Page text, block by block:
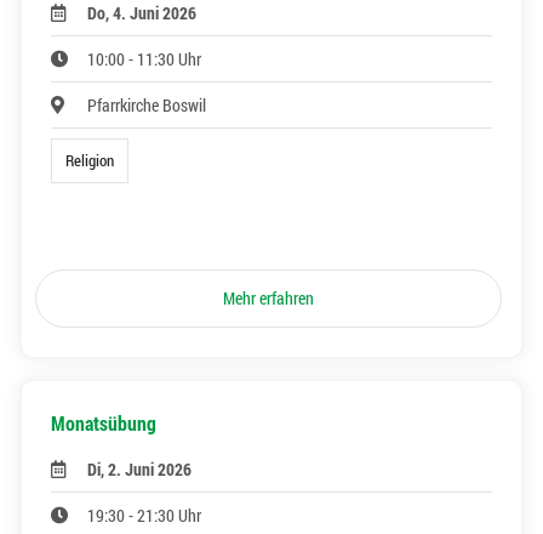
Do, 4. Juni 2026
10:00 - 11:30 Uhr
Pfarrkirche Boswil
Religion
Mehr erfahren
Monatsübung
Di, 2. Juni 2026
19:30 - 21:30 Uhr